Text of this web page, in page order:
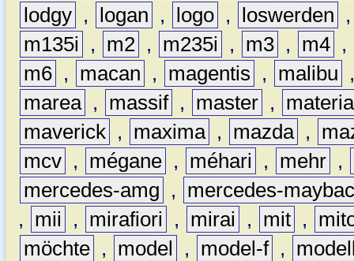
lodgy , logan , logo , loswerden
m135i
, m2 , m235i , m3 , m4 ,
m6 , macan , magentis , malibu
marea , massif , master ,
materia
maverick , maxima , mazda ,
mcv , mégane , méhari , mehr ,
mercedes-amg
,
mercedes-
,
mii , mirafiori , mirai , mit ,
möchte , model , model-f ,